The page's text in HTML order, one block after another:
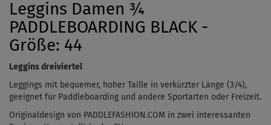
Leggins Damen ¾
PADDLEBOARDING BLACK -
Größe: 44
Leggins dreiviertel
Leggings mit bequemer, hoher Taille in verkürzter Länge (3/4),
geeignet für Paddleboarding und andere Sportarten oder Freizeit.
Originaldesign von PADDLEFASHION.COM in zwei interessanten